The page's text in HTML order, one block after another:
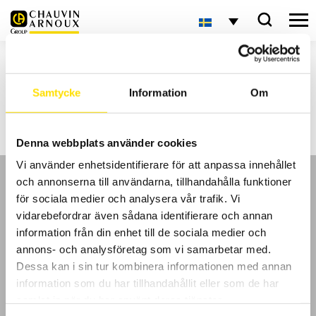
Samtycke Information Om
Denna webbplats använder cookies
Vi använder enhetsidentifierare för att anpassa innehållet
och annonserna till användarna, tillhandahålla funktioner
för sociala medier och analysera vår trafik. Vi
vidarebefordrar även sådana identifierare och annan
information från din enhet till de sociala medier och
annons- och analysföretag som vi samarbetar med.
Dessa kan i sin tur kombinera informationen med annan
information som du har tillhandahållit eller som de har
Ny miljöinstrumentkatalog!
Chauvin-Arnoux miljöinstrument katalog 2021 finns att ladda ner under
rubriken Teknisk Info samt Kataloger, eller på länken härnedan;
GDPR
Köpvillkor
Cookies